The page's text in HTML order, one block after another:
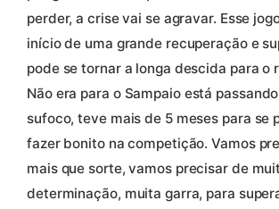
perder, a crise vai se agravar. Esse
início de uma grande recuperação e
pode se tornar a longa descida para o
Não era para o Sampaio está
sufoco, teve mais de 5 meses para se
fazer bonito na competição. Vamos
mais que sorte, vamos precisar de
determinação, muita garra, para